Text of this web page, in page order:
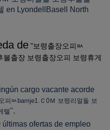
en LyondellBasell North
de "보령출장오피ㅯ
출장 보령출장오피 보령휴게
cargo vacante acorde
피ㅯbamje1.Ｃ0Ｍ 보령리얼돌 보
텔".
ofertas de empleo